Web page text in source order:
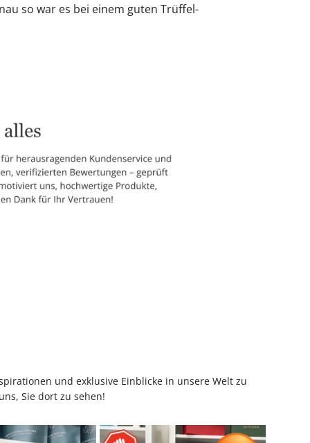
so war es bei einem guten Trüffel-
und exklusive Einblicke in unsere Welt zu
Sie dort zu sehen!